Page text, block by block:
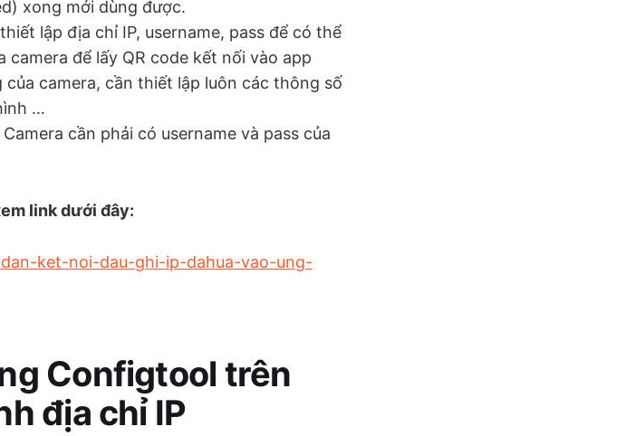
xong mới dùng được.
lập địa chỉ IP, username, pass để có thể
để lấy QR code kết nối vào app
của camera, cần thiết lập luôn các thông số
…
cần phải có username và pass của
link dưới đây:
ket-noi-dau-ghi-ip-dahua-vao-ung-
Configtool trên
địa chỉ IP